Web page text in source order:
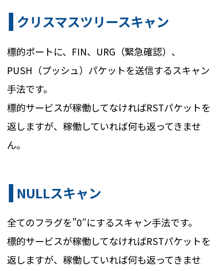
クリスマスツリースキャン
標的ポートに、FIN、URG（緊急確認）、
PUSH（プッシュ）パケットを送信するスキャン
手法です。
標的サービスが稼働してなければRSTパケットを
返しますが、稼働していれば何も返ってきませ
ん。
NULLスキャン
全てのフラグを”0″にするスキャン手法です。
標的サービスが稼働してなければRSTパケットを
返しますが、稼働していれば何も返ってきませ